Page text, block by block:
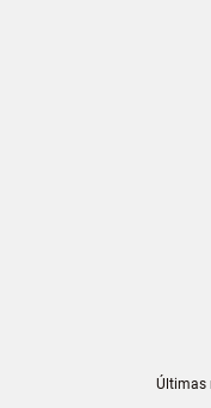
Últimas